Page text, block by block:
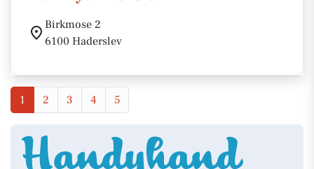
Birkmose 2
6100 Haderslev
1 2 3 4 5